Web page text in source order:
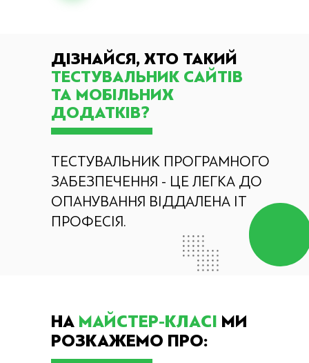
ДІЗНАЙСЯ, ХТО ТАКИЙ
ТЕСТУВАЛЬНИК САЙТІВ
ТА МОБІЛЬНИХ
ДОДАТКІВ?
ТЕСТУВАЛЬНИК ПРОГРАМНОГО
ЗАБЕЗПЕЧЕННЯ - ЦЕ ЛЕГКА ДО
ОПАНУВАННЯ ВІДДАЛЕНА ІТ
ПРОФЕСІЯ.
НА МАЙСТЕР-КЛАСІ МИ
РОЗКАЖЕМО ПРО: